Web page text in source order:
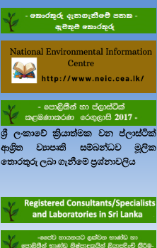
ශ්‍රී ලංකාවේ ක්‍රියාත්මක වන ප්ලාස්ටික්
ආශ්‍රිත ව්‍යාපෘති සම්බන්ධව මූලික
තොරතුරු ලබා ගැනීමේ ප්‍රශ්නාවලිය